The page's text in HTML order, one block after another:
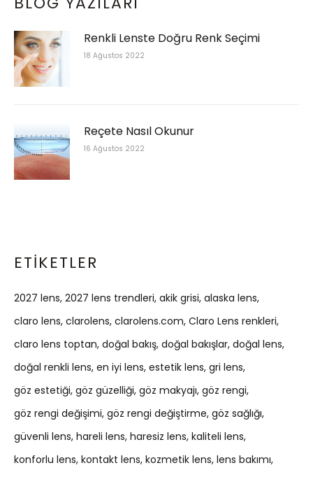
Renkli Lenste Doğru Renk Seçimi
18 Ağustos 2022
Reçete Nasıl Okunur
16 Ağustos 2022
ETIKETLER
2027 lens 2027 lens trendleri akik grisi alaska lens
claro lens clarolens clarolens.com Claro Lens renkleri
claro lens toptan doğal bakış doğal bakışlar doğal lens
doğal renkli lens en iyi lens estetik lens gri lens
göz estetiği göz güzelliği göz makyajı göz rengi
göz rengi değişimi göz rengi değiştirme göz sağlığı
güvenli lens hareli lens haresiz lens kaliteli lens
konforlu lens kontakt lens kozmetik lens lens bakımı